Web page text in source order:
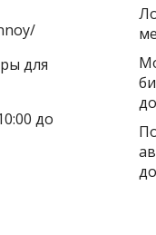
для
до